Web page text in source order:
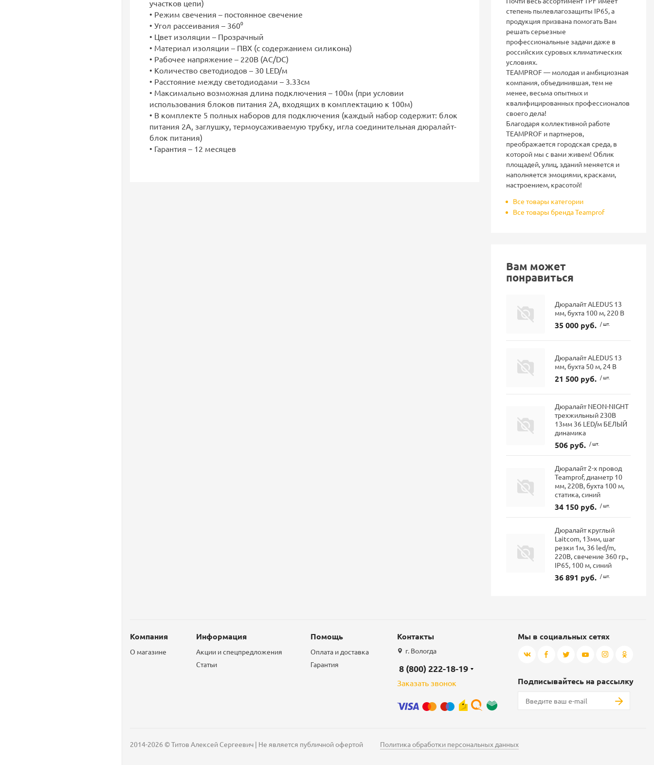
участков цепи)
• Режим свечения – постоянное свечение
• Угол рассеивания – 360⁰
• Цвет изоляции – Прозрачный
• Материал изоляции – ПВХ (с содержанием силикона)
• Рабочее напряжение – 220В (AC/DC)
• Количество светодиодов – 30 LED/м
• Расстояние между светодиодами – 3.33см
• Максимально возможная длина подключения – 100м (при условии
использования блоков питания 2А, входящих в комплектацию к 100м)
• В комплекте 5 полных наборов для подключения (каждый набор содержит: блок
питания 2А, заглушку, термоусаживаемую трубку, игла соединительная дюралайт-
блок питания)
• Гарантия – 12 месяцев
степень пылевлагозащиты IP65, а
продукция призвана помогать Вам
решать серьезные
профессиональные задачи даже в
российских суровых климатических
условиях.
ТEAMPROF — молодая и амбициозная
компания, объединившая, тем не
менее, весьма опытных и
квалифицированных профессионалов
своего дела!
Благодаря коллективной работе
TEAMPROF и партнеров,
преображается городская среда, в
которой мы с вами живем! Облик
площадей, улиц, зданий меняется и
наполняется эмоциями, красками,
настроением, красотой!
Все товары категории
Все товары бренда Teamprof
Вам может
понравиться
Дюралайт ALEDUS 13
мм, бухта 100 м, 220 В
35 000 руб. / шт.
Дюралайт ALEDUS 13
мм, бухта 50 м, 24 В
21 500 руб. / шт.
Дюралайт NEON-NIGHT
трехжильный 230В
13мм 36 LED/м БЕЛЫЙ
динамика
506 руб. / шт.
Дюралайт 2-х провод
Teamprof, диаметр 10
мм, 220В, бухта 100 м,
статика, синий
34 150 руб. / шт.
Дюралайт круглый
Laitcom, 13мм, шаг
резки 1м, 36 led/m,
220В, свечение 360 гр.,
IP65, 100 м, синий
36 891 руб. / шт.
Компания
О магазине
Информация
Акции и спецпредложения
Статьи
Помощь
Оплата и доставка
Гарантия
Контакты
г. Вологда
8 (800) 222-18-19
Заказать звонок
Мы в социальных сетях
Подписывайтесь на рассылку
2014-2026 © Титов Алексей Сергеевич | Не является публичной офертой Политика обработки персональных данных